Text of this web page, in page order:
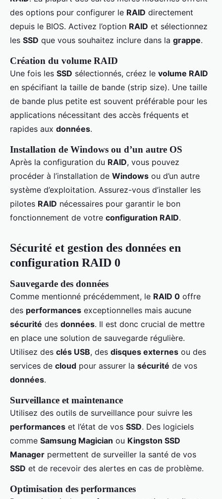
des options pour configurer le RAID directement
depuis le BIOS. Activez l’option RAID et sélectionnez
les SSD que vous souhaitez inclure dans la grappe.
Création du volume RAID
Une fois les SSD sélectionnés, créez le volume RAID
en spécifiant la taille de bande (strip size). Une taille
de bande plus petite est souvent préférable pour les
applications nécessitant des accès fréquents et
rapides aux données.
Installation de Windows ou d’un autre OS
Après la configuration du RAID, vous pouvez
procéder à l’installation de Windows ou d’un autre
système d’exploitation. Assurez-vous d’installer les
pilotes RAID nécessaires pour garantir le bon
fonctionnement de votre configuration RAID.
Sécurité et gestion des données en
configuration RAID 0
Sauvegarde des données
Comme mentionné précédemment, le RAID 0 offre
des performances exceptionnelles mais aucune
sécurité des données. Il est donc crucial de mettre
en place une solution de sauvegarde régulière.
Utilisez des clés USB, des disques externes ou des
services de cloud pour assurer la sécurité de vos
données.
Surveillance et maintenance
Utilisez des outils de surveillance pour suivre les
performances et l’état de vos SSD. Des logiciels
comme Samsung Magician ou Kingston SSD
Manager permettent de surveiller la santé de vos
SSD et de recevoir des alertes en cas de problème.
Optimisation des performances